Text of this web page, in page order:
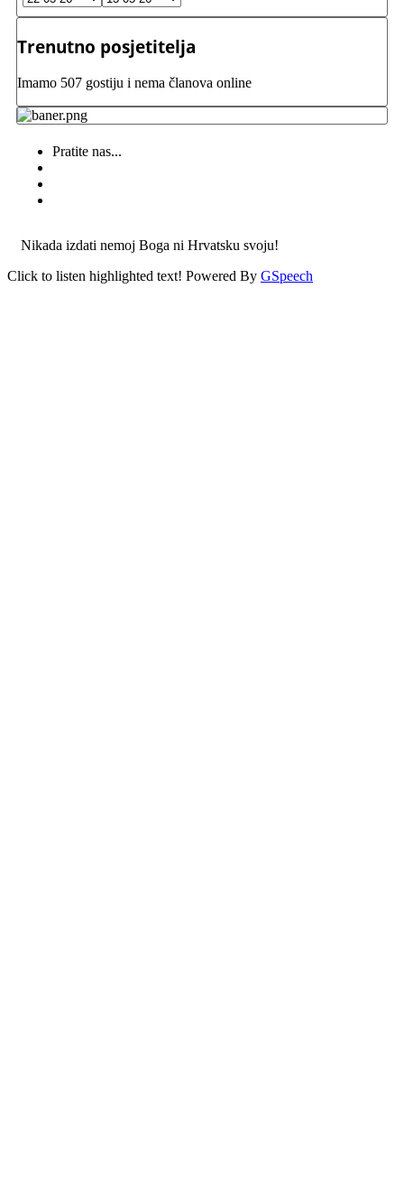
Trenutno posjetitelja
Imamo 507 gostiju i nema članova online
Pratite nas...
Nikada izdati nemoj Boga ni Hrvatsku svoju!
Click to listen highlighted text! Powered By GSpeech